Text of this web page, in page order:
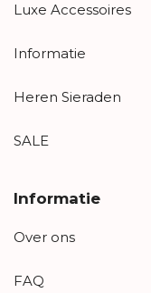
Luxe Accessoires
Informatie
Heren Sieraden
SALE
Informatie
Over ons
FAQ